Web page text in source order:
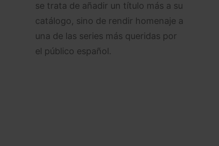
se trata de añadir un título más a su
catálogo, sino de rendir homenaje a
una de las series más queridas por
el público español.